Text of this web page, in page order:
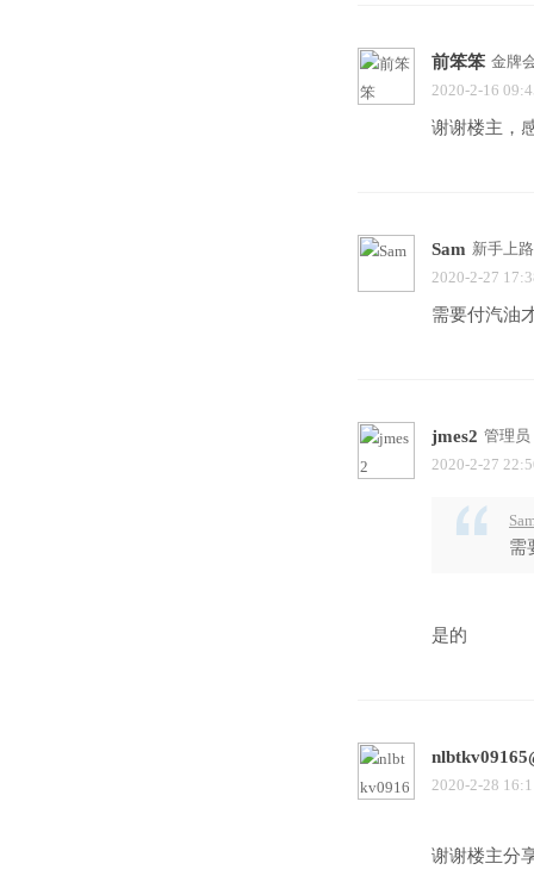
前笨笨 金牌
2020-2-16
谢谢楼主，
Sam 新手上路
2020-2-27
需要付汽油
jmes2 管理员
2020-2-27
需
是的
2020-2-28
谢谢楼主分